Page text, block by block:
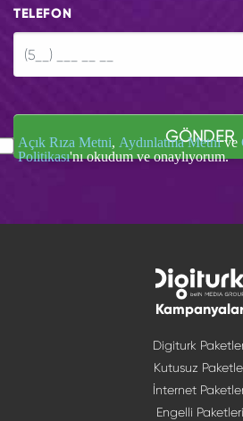
TELEFON
GÖNDER
Açık Rıza Metni, Aydınlatma Metnive
Politikası'nı okudum ve onaylıyorum.
Digiturk
Kutusuz
İnternet
Engelli Paketleri